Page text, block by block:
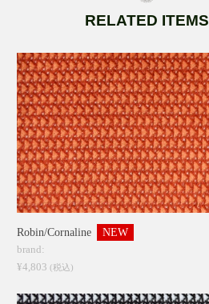
RELATED ITEMS
Robin/Cornaline NEW
brand:
¥4,803 (税込)